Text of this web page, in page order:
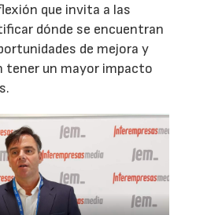
que invita a las
dónde se encuentran
de mejora y
tener un mayor impacto